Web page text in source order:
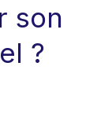
son
?